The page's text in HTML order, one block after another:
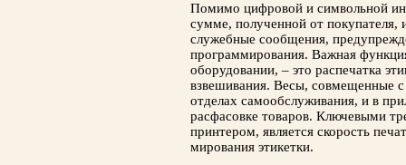
Помимо цифровой и символьной
сумме, полученной от покупателя,
служебные сообщения,
программирования. Важная
оборудовании, – это распечатка
взвешивания. Весы,­ совмещенные
отделах самооб­служивания, и в
расфасовке товаров. Клю­чевыми
принтером, является скорость
мирования этикетки.